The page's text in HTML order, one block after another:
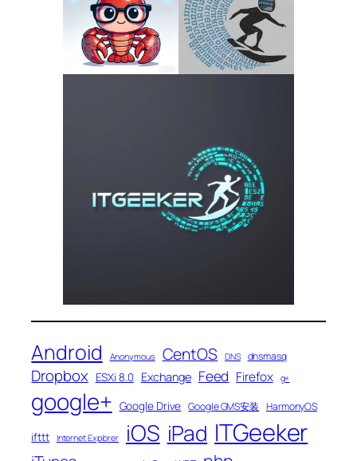
Android Anonymous CentOS DNS dnsmasq
Dropbox ESXi 8.0 Exchange Feed Firefox g+
google+ Google Drive Google GMS安装 HarmonyOS
ifttt Internet Explorer iOS iPad ITGeeker